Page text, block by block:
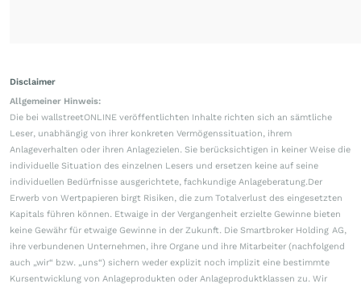
Disclaimer
Allgemeiner Hinweis:
Die bei wallstreetONLINE veröffentlichten Inhalte richten sich an sämtliche
Leser, unabhängig von ihrer konkreten Vermögenssituation, ihrem
Anlageverhalten oder ihren Anlagezielen. Sie berücksichtigen in keiner Weise die
individuelle Situation des einzelnen Lesers und ersetzen keine auf seine
individuellen Bedürfnisse ausgerichtete, fachkundige Anlageberatung.Der
Erwerb von Wertpapieren birgt Risiken, die zum Totalverlust des eingesetzten
Kapitals führen können. Etwaige in der Vergangenheit erzielte Gewinne bieten
keine Gewähr für etwaige Gewinne in der Zukunft. Die Smartbroker Holding AG,
ihre verbundenen Unternehmen, ihre Organe und ihre Mitarbeiter (nachfolgend
auch „wir“ bzw. „uns“) sichern weder explizit noch implizit eine bestimmte
Kursentwicklung von Anlageprodukten oder Anlageproduktklassen zu. Wir